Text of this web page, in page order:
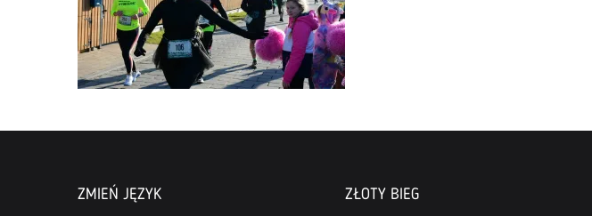
ZMIEŃ JĘZYK ZŁOTY BIEG